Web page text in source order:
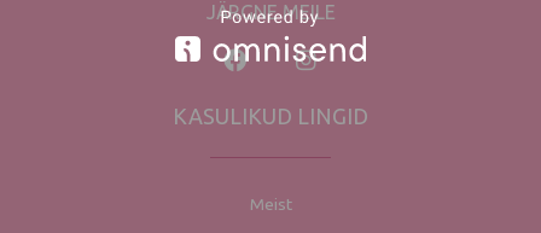
JÄRGNE MEILE
KASULIKUD LINGID
Meist